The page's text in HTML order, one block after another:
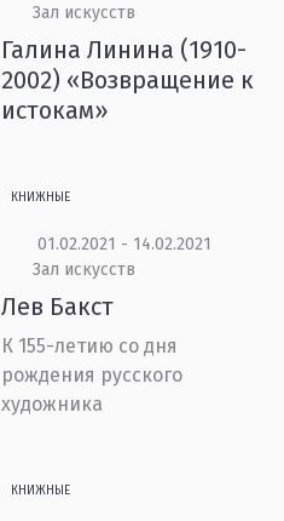
Зал искусств
Галина Линина (1910-
2002) «Возвращение к
истокам»
КНИЖНЫЕ
01.02.2021 - 14.02.2021
Зал искусств
Лев Бакст
К 155-летию со дня
рождения русского
художника
КНИЖНЫЕ